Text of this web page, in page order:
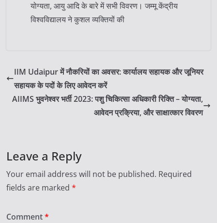
योग्यता, आयु आदि के बारे में सभी विवरण। जम्मू केंद्रीय
विश्वविद्यालय ने कुशल व्यक्तियों की
IIM Udaipur में नौकरियों का अवसर: कार्यालय सहायक और जूनियर
सहायक के पदों के लिए आवेदन करें
AIIMS भुवनेश्वर भर्ती 2023: पशु चिकित्सा अधिकारी रिक्ति – योग्यता,
आवेदन प्रक्रिया, और साक्षात्कार विवरण
Leave a Reply
Your email address will not be published. Required
fields are marked*
Comment*